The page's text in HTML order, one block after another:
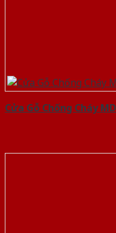
Cửa Gỗ Chống Cháy